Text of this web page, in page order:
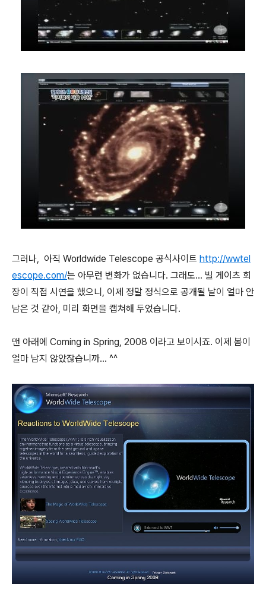
그러나, 아직 Worldwide Telescope 공식사이트 http://wwtel
escope.com/는 아무런 변화가 없습니다. 그래도... 빌 게이츠 회
장이 직접 시연을 했으니, 이제 정말 정식으로 공개될 날이 얼마 안
남은 것 같아, 미리 화면을 캡쳐해 두었습니다.
맨 아래에 Coming in Spring, 2008 이라고 보이시죠. 이제 봄이
얼마 남지 않았잖습니까... ^^